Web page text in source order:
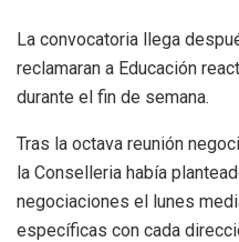
La convocatoria llega
reclamaran a Educación
durante el fin de semana.
Tras la octava reunión
la Conselleria había
negociaciones el lunes
específicas con cada